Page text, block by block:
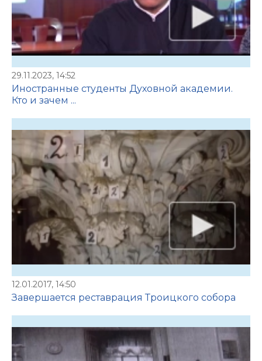
29.11.2023, 14:52
Иностранные студенты Духовной академии.
Кто и зачем ...
12.01.2017, 14:50
Завершается реставрация Троицкого собора